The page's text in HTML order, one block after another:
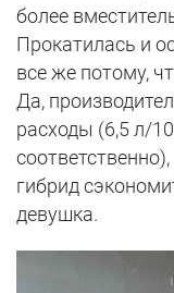
более
Прокатилась и
все же потому,
Да,
расходы (6,5 л/
гибрид
девушка.